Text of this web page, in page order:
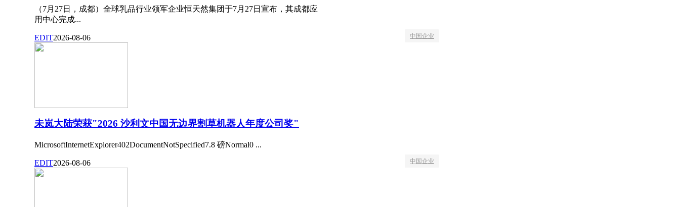
（7月27日，成都）全球乳品行业领军企业恒天然集团于7月27日宣布，其成都应
用中心完成...
EDIT2026-08-06 中国企业
未岚大陆荣获"2026 沙利文中国无边界割草机器人年度公司奖"
MicrosoftInternetExplorer402DocumentNotSpecified7.8 磅Normal0 ...
EDIT2026-08-06 中国企业